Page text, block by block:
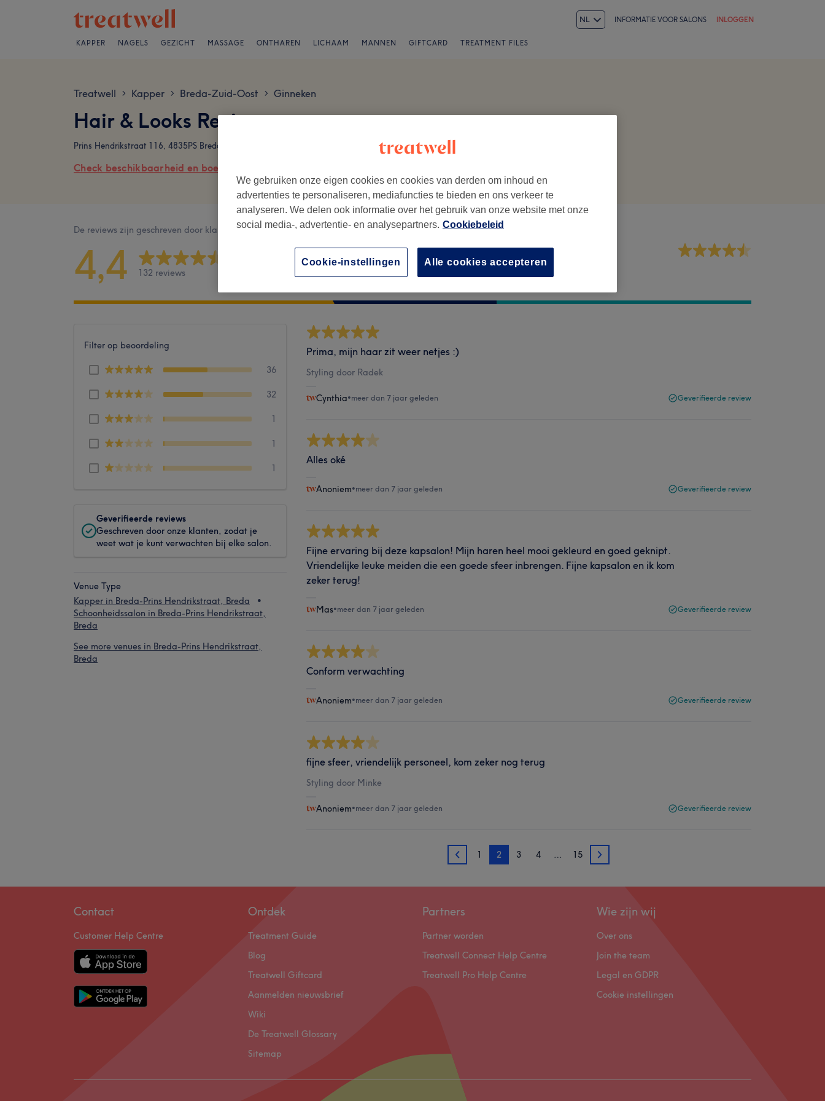
NL INFORMATIE VOOR SALONS INLOGGEN
KAPPER NAGELS GEZICHT MASSAGE ONTHAREN LICHAAM MANNEN GIFTCARD TREATMENT FILES
Treatwell > Kapper > Breda-Zuid-Oost > Ginneken
Hair & Looks Reviews
Prins Hendrikstraat 116, 4835PS Breda
Check beschikbaarheid en boek online
De reviews zijn geschreven door klanten na hun bezoek.
4,4 132 reviews
Ambiance
Hygiëne
Medewerkers
Filter op beoordeling
36
32
1
1
1
Geverifieerde reviews
Geschreven door onze klanten, zodat je
weet wat je kunt verwachten bij elke salon.
Venue Type
Kapper in Breda-Prins Hendrikstraat, Breda
Schoonheidssalon in Breda-Prins Hendrikstraat,
Breda
See more venues in Breda-Prins Hendrikstraat,
Breda
Prima, mijn haar zit weer netjes :)
Styling door Radek
Cynthia•meer dan 7 jaar geleden Geverifieerde review
Alles oké
Anoniem•meer dan 7 jaar geleden Geverifieerde review
Fijne ervaring bij deze kapsalon! Mijn haren heel mooi gekleurd en goed geknipt.
Vriendelijke leuke meiden die een goede sfeer inbrengen. Fijne kapsalon en ik kom
zeker terug!
Mas•meer dan 7 jaar geleden Geverifieerde review
Conform verwachting
Anoniem•meer dan 7 jaar geleden Geverifieerde review
fijne sfeer, vriendelijk personeel, kom zeker nog terug
Styling door Minke
Anoniem•meer dan 7 jaar geleden Geverifieerde review
1 1 2 3 4 … 15 3
Contact
Customer Help Centre
Ontdek
Treatment Guide
Blog
Treatwell Giftcard
Aanmelden nieuwsbrief
Wiki
De Treatwell Glossary
Sitemap
Partners
Partner worden
Treatwell Connect Help Centre
Treatwell Pro Help Centre
Wie zijn wij
Over ons
Join the team
Legal en GDPR
Cookie instellingen
We gebruiken onze eigen cookies en cookies van derden om inhoud en
advertenties te personaliseren, mediafuncties te bieden en ons verkeer te
analyseren. We delen ook informatie over het gebruik van onze website met onze
social media-, advertentie- en analysepartners. Cookiebeleid
Alle cookies accepteren
Cookie-instellingen